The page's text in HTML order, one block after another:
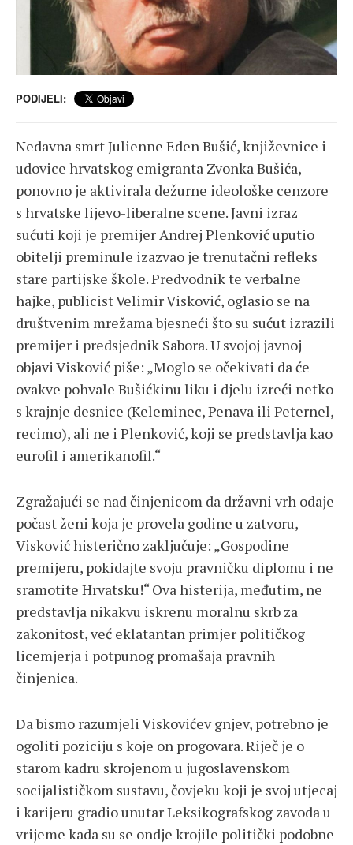
PODIJELI:
Nedavna smrt Julienne Eden Bušić, književnice i
udovice hrvatskog emigranta Zvonka Bušića,
ponovno je aktivirala dežurne ideološke cenzore
s hrvatske lijevo-liberalne scene. Javni izraz
sućuti koji je premijer Andrej Plenković uputio
obitelji preminule izazvao je trenutačni refleks
stare partijske škole. Predvodnik te verbalne
hajke, publicist Velimir Visković, oglasio se na
društvenim mrežama bjesneći što su sućut izrazili
premijer i predsjednik Sabora. U svojoj javnoj
objavi Visković piše: „Moglo se očekivati da će
ovakve pohvale Bušićkinu liku i djelu izreći netko
s krajnje desnice (Keleminec, Penava ili Peternel,
recimo), ali ne i Plenković, koji se predstavlja kao
eurofil i amerikanofil.“
Zgražajući se nad činjenicom da državni vrh odaje
počast ženi koja je provela godine u zatvoru,
Visković histerično zaključuje: „Gospodine
premijeru, pokidajte svoju pravničku diplomu i ne
sramotite Hrvatsku!“ Ova histerija, međutim, ne
predstavlja nikakvu iskrenu moralnu skrb za
zakonitost, već eklatantan primjer političkog
licemjerja i potpunog promašaja pravnih
činjenica.
Da bismo razumjeli Viskovićev gnjev, potrebno je
ogoliti poziciju s koje on progovara. Riječ je o
starom kadru skrojenom u jugoslavenskom
socijalističkom sustavu, čovjeku koji je svoj utjecaj
i karijeru gradio unutar Leksikografskog zavoda u
vrijeme kada su se ondje krojile politički podobne